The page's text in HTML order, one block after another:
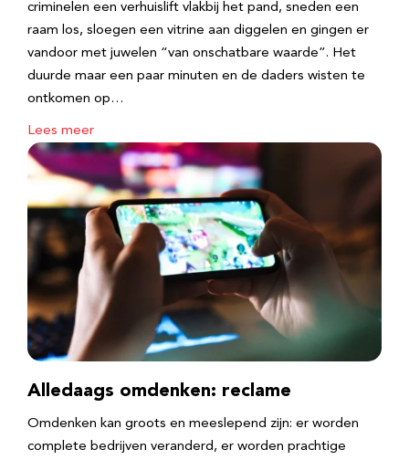
criminelen een verhuislift vlakbij het pand, sneden een
raam los, sloegen een vitrine aan diggelen en gingen er
vandoor met juwelen “van onschatbare waarde”. Het
duurde maar een paar minuten en de daders wisten te
ontkomen op…
Lees meer
Alledaags omdenken: reclame
Omdenken kan groots en meeslepend zijn: er worden
complete bedrijven veranderd, er worden prachtige